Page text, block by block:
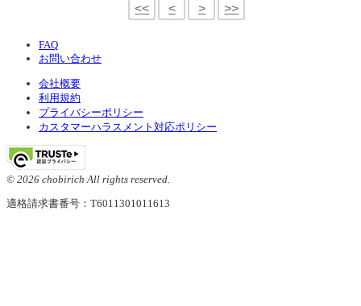
<< < > >>
FAQ
お問い合わせ
会社概要
利用規約
プライバシーポリシー
カスタマーハラスメント対応ポリシー
© 2026 chobirich All rights reserved.
適格請求書番号：T6011301011613